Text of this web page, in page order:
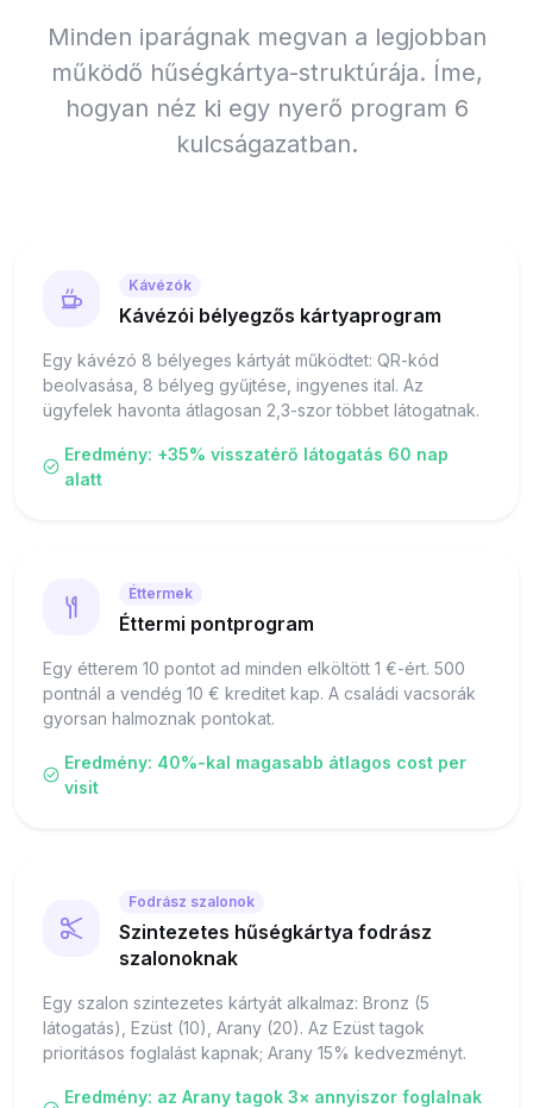
Minden iparágnak megvan a legjobban
működő hűségkártya-struktúrája. Íme,
hogyan néz ki egy nyerő program 6
kulcságazatban.
Kávézók
Kávézói bélyegzős kártyaprogram
Egy kávézó 8 bélyeges kártyát működtet: QR-kód
beolvasása, 8 bélyeg gyűjtése, ingyenes ital. Az
ügyfelek havonta átlagosan 2,3-szor többet látogatnak.
Eredmény: +35% visszatérő látogatás 60 nap
alatt
Éttermek
Éttermi pontprogram
Egy étterem 10 pontot ad minden elköltött 1 €-ért. 500
pontnál a vendég 10 € kreditet kap. A családi vacsorák
gyorsan halmoznak pontokat.
Eredmény: 40%-kal magasabb átlagos cost per
visit
Fodrász szalonok
Szintezetes hűségkártya fodrász
szalonoknak
Egy szalon szintezetes kártyát alkalmaz: Bronz (5
látogatás), Ezüst (10), Arany (20). Az Ezüst tagok
prioritásos foglalást kapnak; Arany 15% kedvezményt.
Eredmény: az Arany tagok 3× annyiszor foglalnak